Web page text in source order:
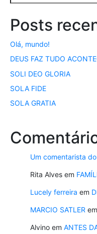
Posts
Olá, mundo!
DEUS FAZ TUDO
SOLI DEO GLORIA
SOLA FIDE
SOLA GRATIA
Um comentarista
Rita Alves em
Lucely ferreira em
MARCIO SATLER em
Alvino em ANTES